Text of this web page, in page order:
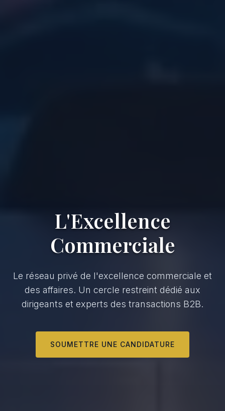
L'Excellence
Commerciale
Le réseau privé de l'excellence commerciale et
des affaires. Un cercle restreint dédié aux
dirigeants et experts des transactions B2B.
SOUMETTRE UNE CANDIDATURE